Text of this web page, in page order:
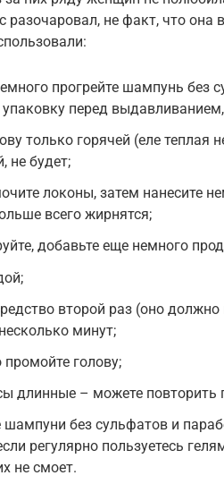
не факт, что она
прогрейте шампунь без
упаковку перед
только горячей (еле теплая
не будет;
локоны, затем нанесите
всего жирнятся;
добавьте еще немного
второй раз (оно
минут;
голову;
длинные – можете повторить
шампуни без сульфатов и
регулярно пользуетесь
не смоет.